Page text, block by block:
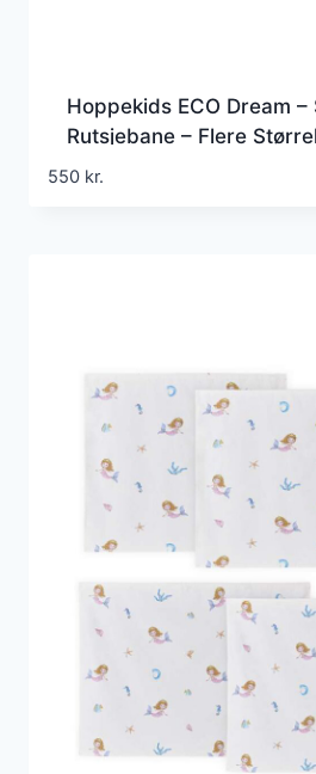
Hoppekids ECO Dream
Rutsjebane – Flere
550 kr.